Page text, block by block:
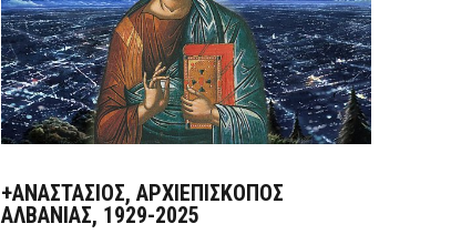
+ΑΝΑΣΤΆΣΙΟΣ, ΑΡΧΙΕΠΊΣΚΟΠΟΣ
ΑΛΒΑΝΊΑΣ, 1929-2025